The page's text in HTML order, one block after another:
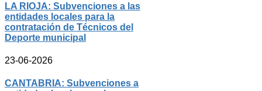
LA RIOJA: Subvenciones a las
entidades locales para la
contratación de Técnicos del
Deporte municipal
23-06-2026
CANTABRIA: Subvenciones a